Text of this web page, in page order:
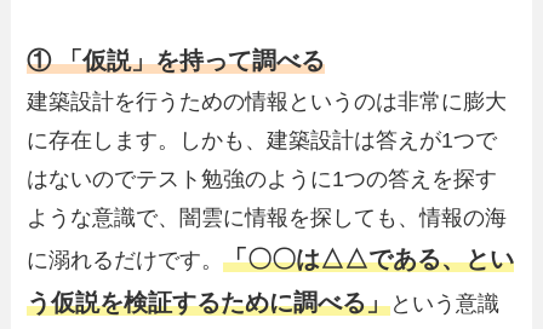
① 「仮説」を持って調べる
建築設計を行うための情報というのは非常に膨大
に存在します。しかも、建築設計は答えが1つで
はないのでテスト勉強のように1つの答えを探す
ような意識で、闇雲に情報を探しても、情報の海
に溺れるだけです。「〇〇は△△である、とい
う仮説を検証するために調べる」という意識